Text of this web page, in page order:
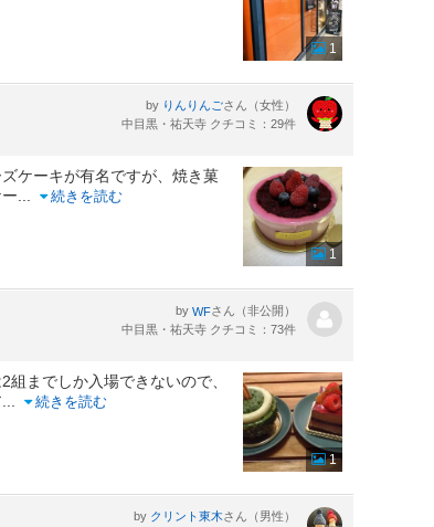
1
by りんりんごさん（女性）
中目黒・祐天寺 クチコミ：29件
ケーキが有名ですが、焼き菓
続きを読む
1
by WFさん（非公開）
中目黒・祐天寺 クチコミ：73件
までしか入場できないので、
続きを読む
1
by クリント東木さん（男性）